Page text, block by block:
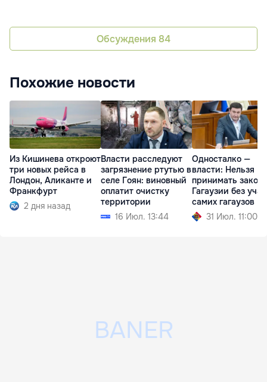
Обсуждения 84
Похожие новости
Из Кишинева откроют
три новых рейса в
Лондон, Аликанте и
Франкфурт
2 дня назад
Власти расследуют
загрязнение ртутью в
селе Гоян: виновный
оплатит очистку
территории
16 Июл. 13:44
Односталко —
власти: Нельзя
принимать
Гагаузии без
самих гагаузов
31 Июл. 11:00